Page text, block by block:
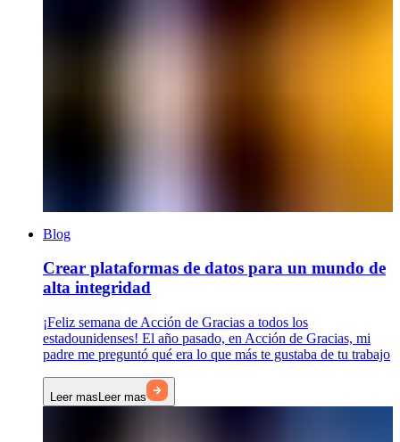
Blog
Crear plataformas de datos para un mundo de
alta integridad
¡Feliz semana de Acción de Gracias a todos los
estadounidenses! El año pasado, en Acción de Gracias, mi
padre me preguntó qué era lo que más te gustaba de tu trabajo
Leer mas Leer mas